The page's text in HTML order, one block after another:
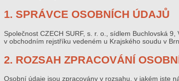
1. SPRÁVCE OSOBNÍCH ÚDAJŮ
Společnost CZECH SURF, s. r. o., sídlem Buchlovská
v obchodním rejstříku vedeném u Krajského soudu v
2. ROZSAH ZPRACOVÁNÍ
Osobní údaje jsou zpracovány v rozsahu, v jakém jste